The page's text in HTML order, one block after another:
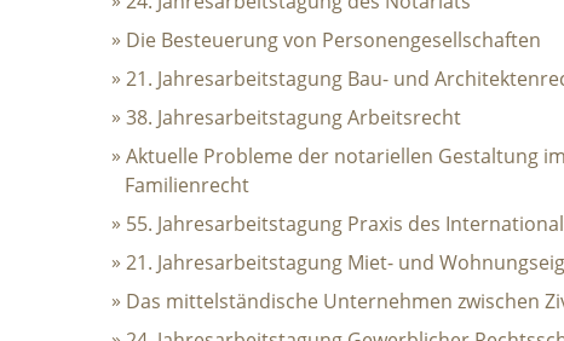
überspringen
Die Besteuerung von Personengesellschaften
21. Jahresarbeitstagung Bau- und
38. Jahresarbeitstagung Arbeitsrecht
Aktuelle Probleme der notariellen Gestaltung
Familienrecht
55. Jahresarbeitstagung Praxis des
21. Jahresarbeitstagung Miet- und
Das mittelständische Unternehmen zwischen